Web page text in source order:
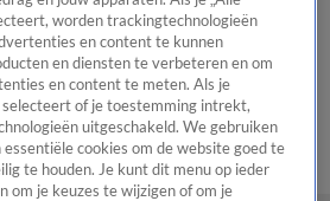
Regionieuws Het beste van Hart
Tip de
WeerTip de redactiePanelVideo's
worden trackingtechnologieën
en content te kunnen
en diensten te verbeteren en om
en content te meten. Als je
selecteert of je toestemming intrekt,
uitgeschakeld. We gebruiken
cookies om de website goed te
te houden. Je kunt dit menu op ieder
om je keuzes te wijzigen of om je